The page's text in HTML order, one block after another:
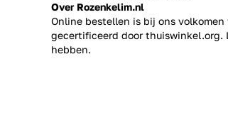
Over Rozenkelim.nl
Online bestellen is bij ons
gecertificeerd door thuiswinkel.org.
hebben.